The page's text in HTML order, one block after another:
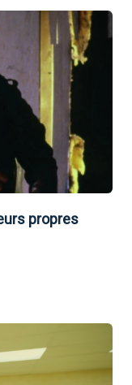
propres